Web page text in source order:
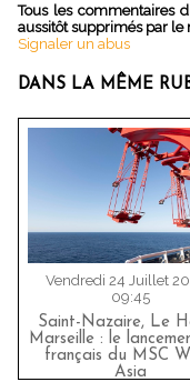
Tous les commentaires
aussitôt supprimés par le
Signaler un abus
DANS LA MÊME
Vendredi 24 Juillet
09:45
Saint-Nazaire, Le
Marseille : le
français du MSC
Asia